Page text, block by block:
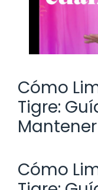
Cómo
Tigre:
Cómo